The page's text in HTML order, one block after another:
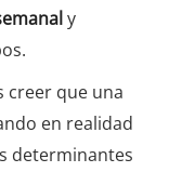
y
creer que una
en realidad
determinantes